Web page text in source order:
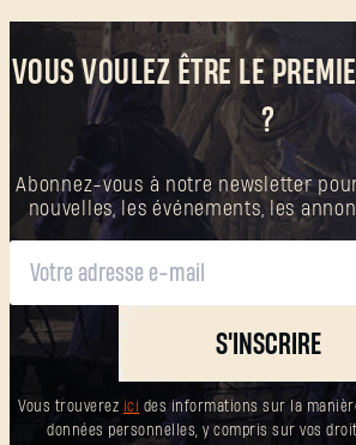
VOUS VOULEZ ÊTRE LE
?
Abonnez-vous à notre newsletter
nouvelles, les événements, les
S'INSCRIRE
Vous trouverez ici des informations sur la
données personnelles, y compris sur vos